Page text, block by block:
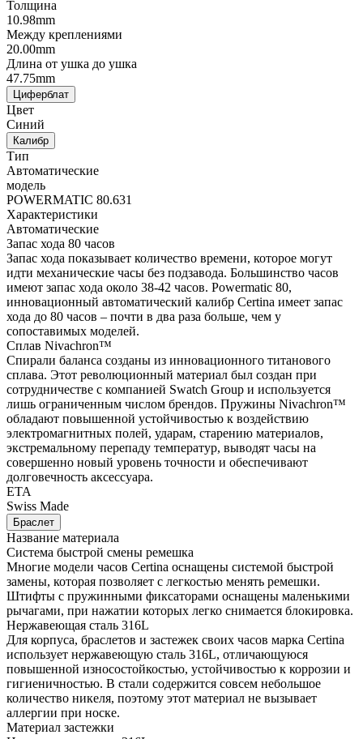
Толщина
10.98mm
Между креплениями
20.00mm
Длина от ушка до ушка
47.75mm
Циферблат
Цвет
Синий
Калибр
Тип
Автоматические
модель
POWERMATIC 80.631
Характеристики
Автоматические
Запас хода 80 часов
Запас хода показывает количество времени, которое могут
идти механические часы без подзавода. Большинство часов
имеют запас хода около 38-42 часов. Powermatic 80,
инновационный автоматический калибр Certina имеет запас
хода до 80 часов – почти в два раза больше, чем у
сопоставимых моделей.
Сплав Nivachron™
Спирали баланса созданы из инновационного титанового
сплава. Этот революционный материал был создан при
сотрудничестве с компанией Swatch Group и используется
лишь ограниченным числом брендов. Пружины Nivachron™
обладают повышенной устойчивостью к воздействию
электромагнитных полей, ударам, старению материалов,
экстремальному перепаду температур, выводят часы на
совершенно новый уровень точности и обеспечивают
долговечность аксессуара.
ETA
Swiss Made
Браслет
Название материала
Система быстрой смены ремешка
Многие модели часов Certina оснащены системой быстрой
замены, которая позволяет с легкостью менять ремешки.
Штифты с пружинными фиксаторами оснащены маленькими
рычагами, при нажатии которых легко снимается блокировка.
Нержавеющая сталь 316L
Для корпуса, браслетов и застежек своих часов марка Certina
использует нержавеющую сталь 316L, отличающуюся
повышенной износостойкостью, устойчивостью к коррозии и
гигиеничностью. В стали содержится совсем небольшое
количество никеля, поэтому этот материал не вызывает
аллергии при носке.
Материал застежки